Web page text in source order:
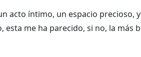
acto íntimo, un espacio precioso,
me ha parecido, si no, la más